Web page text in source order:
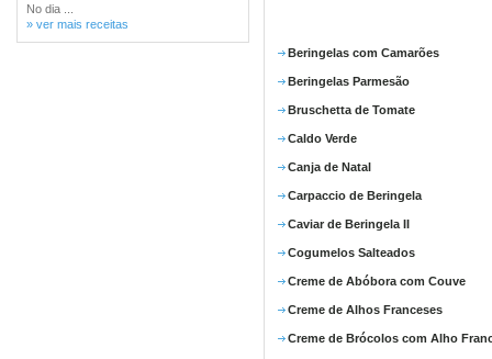
No dia ...
» ver mais receitas
Beringelas com Camarões
Beringelas Parmesão
Bruschetta de Tomate
Caldo Verde
Canja de Natal
Carpaccio de Beringela
Caviar de Beringela II
Cogumelos Salteados
Creme de Abóbora com Couve
Creme de Alhos Franceses
Creme de Brócolos com Alho